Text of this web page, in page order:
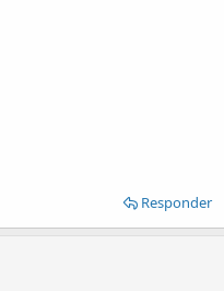
Responder